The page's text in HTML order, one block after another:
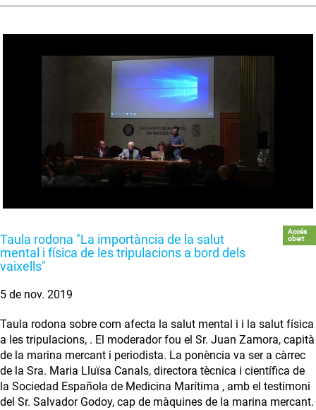
Taula rodona "La importància de la salut
mental i física de les tripulacions a bord dels
vaixells"
Accés
obert
5 de nov. 2019
Taula rodona sobre com afecta la salut mental i i la salut física
a les tripulacions, . El moderador fou el Sr. Juan Zamora, capità
de la marina mercant i periodista. La ponència va ser a càrrec
de la Sra. Maria Lluïsa Canals, directora tècnica i científica de
la Sociedad Española de Medicina Marítima , amb el testimoni
del Sr. Salvador Godoy, cap de màquines de la marina mercant.